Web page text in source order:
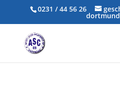
0231 / 44 56 26